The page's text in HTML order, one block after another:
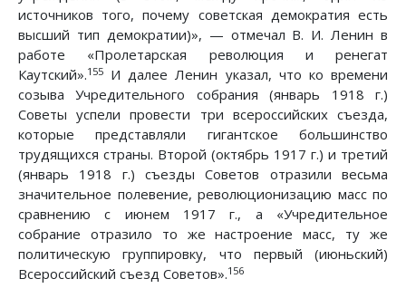
источников того, почему советская демократия есть
высший тип демократии)», — отмечал В. И. Ленин в
работе «Пролетарская революция и ренегат
Каутский».155 И далее Ленин указал, что ко времени
созыва Учредительного собрания (январь 1918 г.)
Советы успели провести три всероссийских съезда,
которые представляли гигантское большинство
трудящихся страны. Второй (октябрь 1917 г.) и третий
(январь 1918 г.) съезды Советов отразили весьма
значительное полевение, революционизацию масс по
сравнению с июнем 1917 г., а «Учредительное
собрание отразило то же настроение масс, ту же
политическую группировку, что первый (июньский)
Всероссийский съезд Советов».156